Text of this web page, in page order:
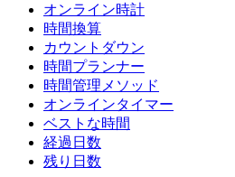
オンライン時計
時間換算
カウントダウン
時間プランナー
時間管理メソッド
オンラインタイマー
ベストな時間
経過日数
残り日数